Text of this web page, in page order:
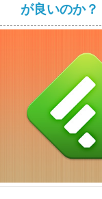
が良いのか？